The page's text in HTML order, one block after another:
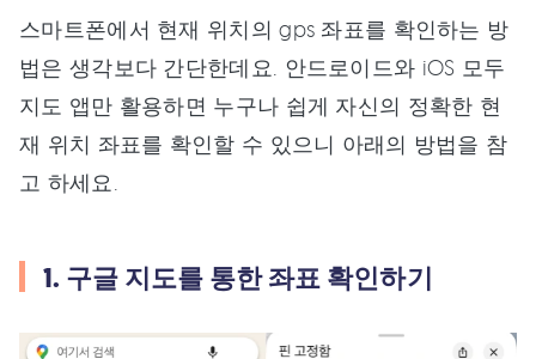
스마트폰에서 현재 위치의 gps 좌표를 확인하는 방
법은 생각보다 간단한데요. 안드로이드와 iOS 모두
지도 앱만 활용하면 누구나 쉽게 자신의 정확한 현
재 위치 좌표를 확인할 수 있으니 아래의 방법을 참
고 하세요.
1. 구글 지도를 통한 좌표 확인하기